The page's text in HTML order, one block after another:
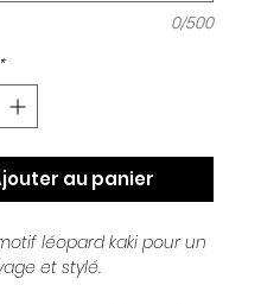
0/500
*
au panier
léopard kaki pour un
et stylé.